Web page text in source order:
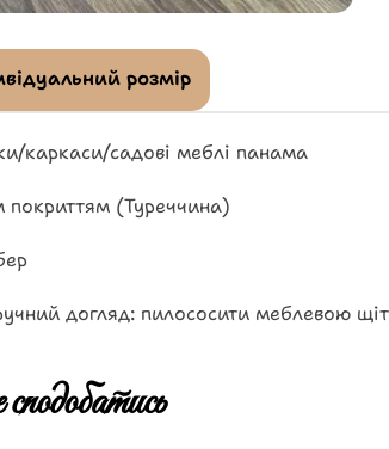
розмір
каркаси/садові меблі панама
(Туреччина)
догляд: пилососити меблевою